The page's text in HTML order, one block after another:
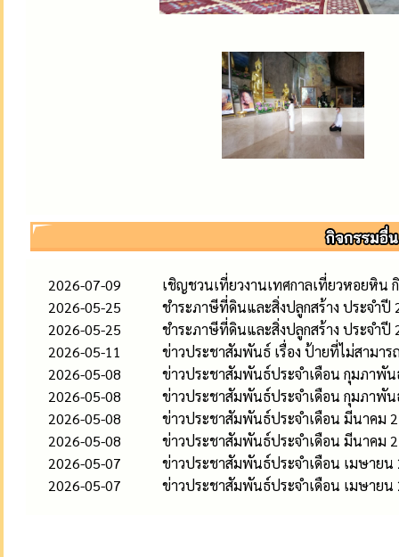
2026-07-09
เชิญชวนเที่ยวงานเทศกาลเที่ยวหอยหิน
2026-05-25
ชำระภาษีที่ดินและสิ่งปลูกสร้าง ประจำปี
2026-05-25
ชำระภาษีที่ดินและสิ่งปลูกสร้าง ประจำปี
2026-05-11
ข่าวประชาสัมพันธ์ เรื่อง ป้ายที่ไม่สามา
2026-05-08
ข่าวประชาสัมพันธ์ประจำเดือน กุมภาพัน
2026-05-08
ข่าวประชาสัมพันธ์ประจำเดือน กุมภาพัน
2026-05-08
ข่าวประชาสัมพันธ์ประจำเดือน มีนาคม
2026-05-08
ข่าวประชาสัมพันธ์ประจำเดือน มีนาคม
2026-05-07
ข่าวประชาสัมพันธ์ประจำเดือน เมษายน
2026-05-07
ข่าวประชาสัมพันธ์ประจำเดือน เมษายน